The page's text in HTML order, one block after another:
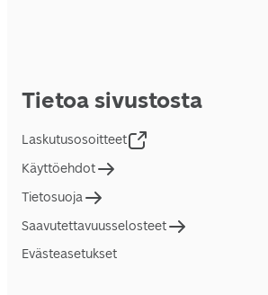
Tietoa sivustosta
Laskutusosoitteet
Käyttöehdot
Tietosuoja
Saavutettavuusselosteet
Evästeasetukset